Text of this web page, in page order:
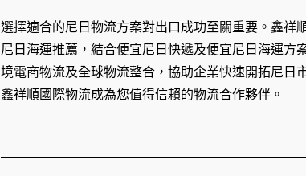
選擇適合的尼日物流方案對出口成功至關重要。鑫祥
尼日海運推薦，結合便宜尼日快遞及便宜尼日海運方
境電商物流及全球物流整合，協助企業快速開拓尼日
鑫祥順國際物流成為您值得信賴的物流合作夥伴。